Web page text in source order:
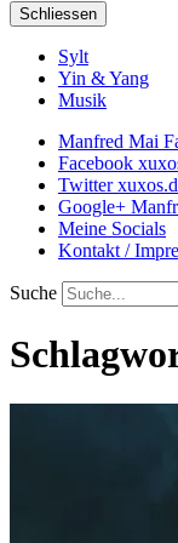
Schliessen
Sylt
Yin & Yang
Musik
Manfred Mai
Facebook
Twitter
Google+
Meine Socials
Kontakt /
Suche